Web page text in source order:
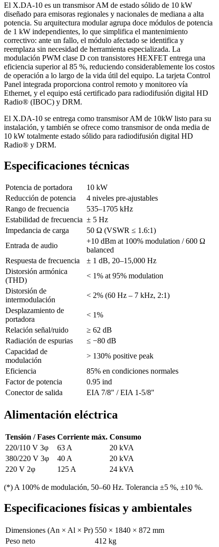
El X.DA-10 es un transmisor AM de estado sólido de 10 kW
diseñado para emisoras regionales y nacionales de mediana a alta
potencia. Su arquitectura modular agrupa doce módulos de potencia
de 1 kW independientes, lo que simplifica el mantenimiento
correctivo: ante un fallo, el módulo afectado se identifica y
reemplaza sin necesidad de herramienta especializada. La
modulación PWM clase D con transistores HEXFET entrega una
eficiencia superior al 85 %, reduciendo considerablemente los costos
de operación a lo largo de la vida útil del equipo. La tarjeta Control
Panel integrada proporciona control remoto y monitoreo vía
Ethernet, y el equipo está certificado para radiodifusión digital HD
Radio® (IBOC) y DRM.
El X.DA-10 se entrega como transmisor AM de 10kW listo para su
instalación, y también se ofrece como transmisor de onda media de
10 kW totalmente estado sólido para radiodifusión digital HD
Radio® y DRM.
Especificaciones técnicas
Potencia de portadora
10 kW
Reducción de potencia
4 niveles pre-ajustables
Rango de frecuencia
535–1705 kHz
Estabilidad de frecuencia ± 5 Hz
Impedancia de carga
50 Ω (VSWR ≤ 1.6:1)
Entrada de audio
+10 dBm at 100% modulation / 600 Ω
balanced
Respuesta de frecuencia
± 1 dB, 20–15,000 Hz
Distorsión armónica
(THD)
< 1% at 95% modulation
Distorsión de
intermodulación
< 2% (60 Hz – 7 kHz, 2:1)
Desplazamiento de
portadora
< 1%
Relación señal/ruido
≥ 62 dB
Radiación de espurias
≤ −80 dB
Capacidad de
modulación
> 130% positive peak
Eficiencia
85% en condiciones normales
Factor de potencia
0.95 ind
Conector de salida
EIA 7/8" / EIA 1-5/8"
Alimentación eléctrica
Tensión / Fases Corriente máx. Consumo
220/110 V 3φ
63 A
20 kVA
380/220 V 3φ
40 A
20 kVA
220 V 2φ
125 A 24 kVA
(*) A 100% de modulación, 50–60 Hz. Tolerancia ±5 %, ±10 %.
Especificaciones físicas y ambientales
Dimensiones (An × Al × Pr) 550 × 1840 × 872 mm
Peso neto
412 kg